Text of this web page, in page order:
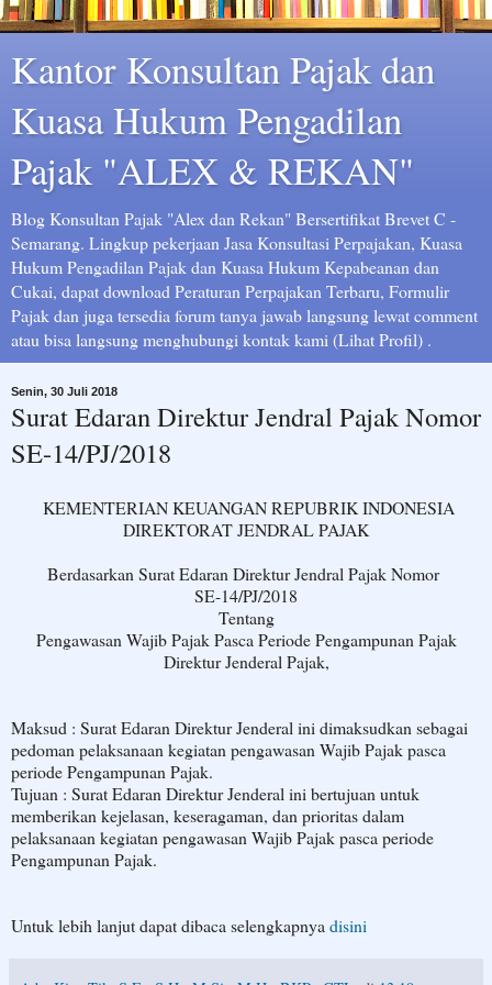
Kantor Konsultan Pajak dan
Kuasa Hukum Pengadilan
Pajak "ALEX & REKAN"
Blog Konsultan Pajak "Alex dan Rekan" Bersertifikat Brevet C -
Semarang. Lingkup pekerjaan Jasa Konsultasi Perpajakan, Kuasa
Hukum Pengadilan Pajak dan Kuasa Hukum Kepabeanan dan
Cukai, dapat download Peraturan Perpajakan Terbaru, Formulir
Pajak dan juga tersedia forum tanya jawab langsung lewat comment
atau bisa langsung menghubungi kontak kami (Lihat Profil) .
Senin, 30 Juli 2018
Surat Edaran Direktur Jendral Pajak Nomor
SE-14/PJ/2018
KEMENTERIAN KEUANGAN REPUBRIK INDONESIA
DIREKTORAT JENDRAL PAJAK
Berdasarkan Surat Edaran Direktur Jendral Pajak Nomor
SE-14/PJ/2018
Tentang
Pengawasan Wajib Pajak Pasca Periode Pengampunan Pajak
Direktur Jenderal Pajak,
Maksud : Surat Edaran Direktur Jenderal ini dimaksudkan sebagai
pedoman pelaksanaan kegiatan pengawasan Wajib Pajak pasca
periode Pengampunan Pajak.
Tujuan : Surat Edaran Direktur Jenderal ini bertujuan untuk
memberikan kejelasan, keseragaman, dan prioritas dalam
pelaksanaan kegiatan pengawasan Wajib Pajak pasca periode
Pengampunan Pajak.
Untuk lebih lanjut dapat dibaca selengkapnya disini